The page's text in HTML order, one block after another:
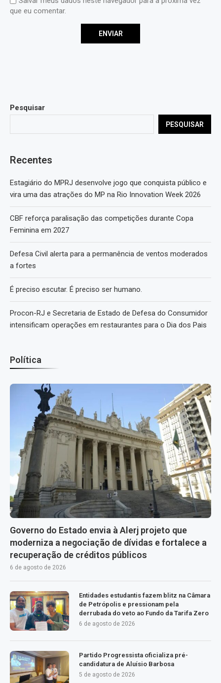
que eu comentar.
Pesquisar
PESQUISAR
Recentes
Estagiário do MPRJ desenvolve jogo que conquista público e
vira uma das atrações do MP na Rio Innovation Week 2026
CBF reforça paralisação das competições durante Copa
Feminina em 2027
Defesa Civil alerta para a permanência de ventos moderados
a fortes
É preciso escutar. É preciso ser humano.
Procon-RJ e Secretaria de Estado de Defesa do Consumidor
intensificam operações em restaurantes para o Dia dos Pais
Política
Governo do Estado envia à Alerj projeto que
moderniza a negociação de dívidas e fortalece a
recuperação de créditos públicos
6 de agosto de 2026
Entidades estudantis fazem blitz na Câmara
de Petrópolis e pressionam pela
derrubada do veto ao Fundo da Tarifa Zero
6 de agosto de 2026
Partido Progressista oficializa pré-
candidatura de Aluísio Barbosa
5 de agosto de 2026